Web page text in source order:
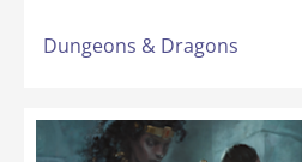
Dungeons & Dragons